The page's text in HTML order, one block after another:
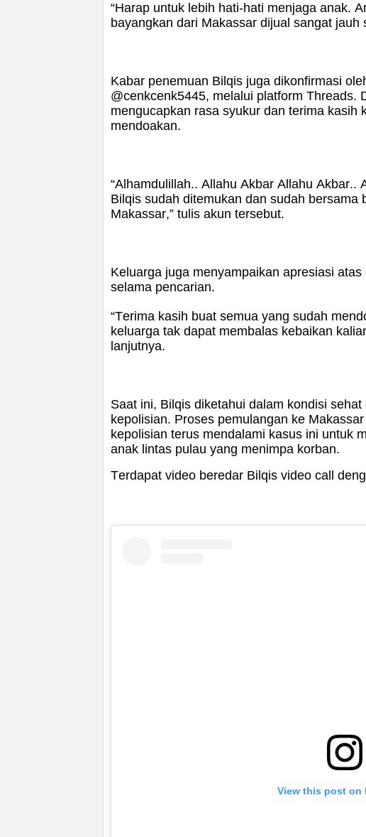
“Harap untuk lebih hati-hati menjaga anak.
bayangkan dari Makassar dijual sangat jauh
Kabar penemuan Bilqis juga dikonfirmasi
@cenkcenk5445, melalui platform Threads.
mengucapkan rasa syukur dan terima kasih
mendoakan.
“Alhamdulillah.. Allahu Akbar Allahu Akbar..
Bilqis sudah ditemukan dan sudah bersama
Makassar,” tulis akun tersebut.
Keluarga juga menyampaikan apresiasi
selama pencarian.
“Terima kasih buat semua yang sudah
keluarga tak dapat membalas kebaikan
lanjutnya.
Saat ini, Bilqis diketahui dalam kondisi
kepolisian. Proses pemulangan ke
kepolisian terus mendalami kasus ini untuk
anak lintas pulau yang menimpa korban.
Terdapat video beredar Bilqis video call
View this post on